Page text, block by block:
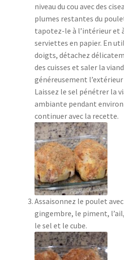
niveau du cou avec des
plumes restantes du
tapotez-le à l’intérieur et
serviettes en papier. En
doigts, détachez
des cuisses et saler la
généreusement
Laissez le sel pénétrer la
ambiante pendant environ
continuer avec la recette.
Assaisonnez le poulet
gingembre, le piment,
le sel et le cube.